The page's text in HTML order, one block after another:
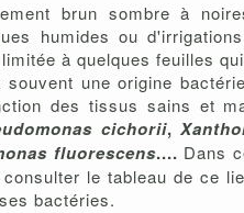
brun sombre à
humides ou
à quelques feuilles
une origine
des tissus sains et
cichorii,
fluorescens.... Dans
le tableau de ce
bactéries.